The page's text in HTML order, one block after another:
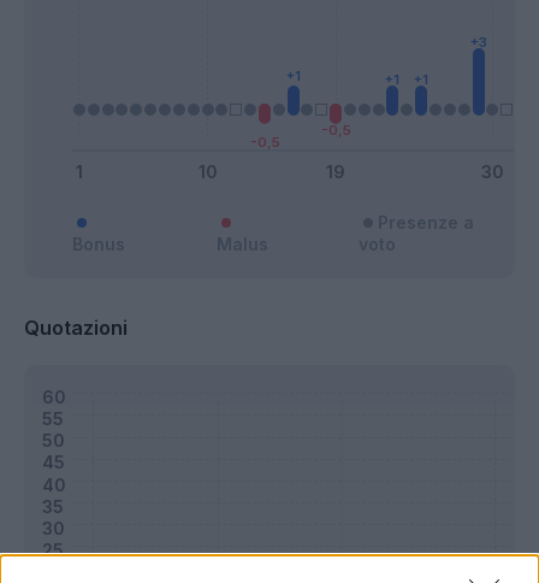
Quotazioni